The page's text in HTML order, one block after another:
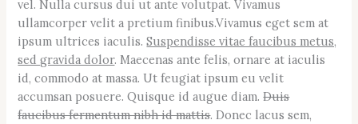
vel. Nulla cursus dui ut ante volutpat. Vivamus
ullamcorper velit a pretium finibus.Vivamus eget sem at
ipsum ultrices iaculis.Suspendisse vitae faucibus metus,
sed gravida dolor. Maecenas ante felis, ornare at iaculis
id, commodo at massa. Ut feugiat ipsum eu velit
accumsan posuere. Quisque id augue diam.Duis
faucibus fermentum nibh id mattis. Donec lacus sem,